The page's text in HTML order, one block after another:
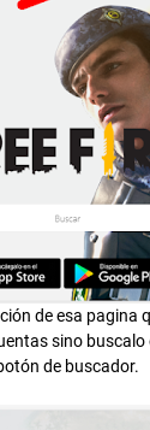
de esa pagina
sino buscalo
de buscador.